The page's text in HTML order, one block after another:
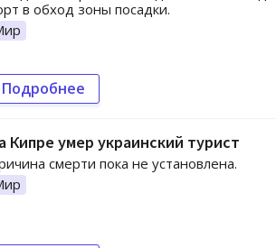
в обход зоны посадки.
Подробнее
Кипре умер украинский турист
смерти пока не установлена.